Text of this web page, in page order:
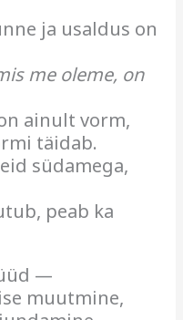
ja usaldus on
me oleme, on
ainult vorm,
täidab.
südamega,
peab ka
—
muutmine,